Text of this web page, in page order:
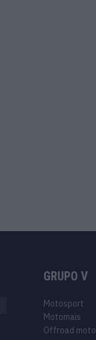
GRUPO V
Motosport
Motomais
Offroad moto